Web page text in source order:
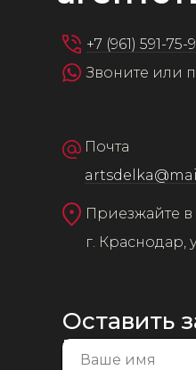
Оставить
на
+7 (961) 591-75-
Звоните или
Почта
Приезжайте в
г. Краснодар,